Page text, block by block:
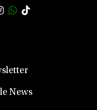
News